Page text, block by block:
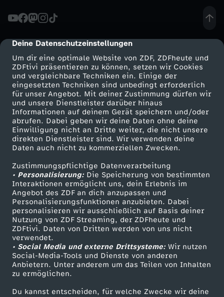
cmp-dialog-description
Deine Datenschutzeinstellungen
Um dir eine optimale Website von ZDF, ZDFheute und
ZDFtivi präsentieren zu können, setzen wir Cookies
und vergleichbare Techniken ein. Einige der
eingesetzten Techniken sind unbedingt erforderlich
für unser Angebot. Mit deiner Zustimmung dürfen wir
und unsere Dienstleister darüber hinaus
Informationen auf deinem Gerät speichern und/oder
abrufen. Dabei geben wir deine Daten ohne deine
Einwilligung nicht an Dritte weiter, die nicht unsere
direkten Dienstleister sind. Wir verwenden deine
Daten auch nicht zu kommerziellen Zwecken.
Zustimmungspflichtige Datenverarbeitung
• Personalisierung:Die Speicherung von bestimmten
Interaktionen ermöglicht uns, dein Erlebnis im
Angebot des ZDF an dich anzupassen und
Personalisierungsfunktionen anzubieten. Dabei
personalisieren wir ausschließlich auf Basis deiner
Nutzung von ZDF Streaming, der ZDFheute und
ZDFtivi. Daten von Dritten werden von uns nicht
verwendet.
• Social Media und externe Drittsysteme:Wir nutzen
Social-Media-Tools und Dienste von anderen
Anbietern. Unter anderem um das Teilen von Inhalten
zu ermöglichen.
Du kannst entscheiden, für welche Zwecke wir deine
n
d
u
n
g
v
o
m
0
9
.
1
Mehr ZDF
ZDF-Apps
Smart TV
ZDFtext
Livestreams
Sendungen A-Z
TV-Programm
Service
ZDFmitreden
Kontakt zum ZDF
Tickets
Zuschauerservice
Hilfe
ZDF Unternehmen
Karriere